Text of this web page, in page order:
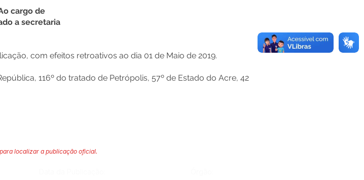
cargo de
a secretaria
com efeitos retroativos ao dia 01 de Maio de 2019.
116º do tratado de Petrópolis, 57º de Estado do Acre, 42
localizar a publicação oficial.